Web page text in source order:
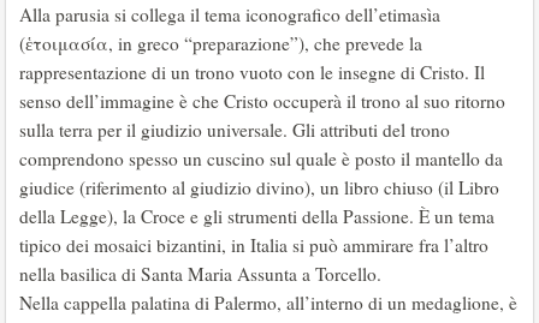
Alla parusia si collega il tema iconografico dell’etimasìa
(ἑτοιμασία, in greco “preparazione”), che prevede la
rappresentazione di un trono vuoto con le insegne di Cristo. Il
senso dell’immagine è che Cristo occuperà il trono al suo ritorno
sulla terra per il giudizio universale. Gli attributi del trono
comprendono spesso un cuscino sul quale è posto il mantello da
giudice (riferimento al giudizio divino), un libro chiuso (il Libro
della Legge), la Croce e gli strumenti della Passione. È un tema
tipico dei mosaici bizantini, in Italia si può ammirare fra l’altro
nella basilica di Santa Maria Assunta a Torcello.
Nella cappella palatina di Palermo, all’interno di un medaglione, è